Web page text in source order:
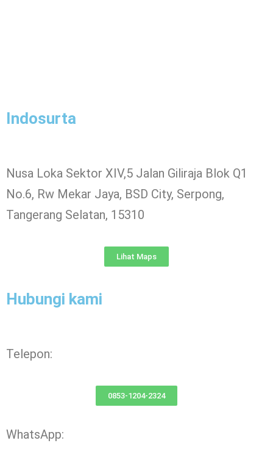
Indosurta
Nusa Loka Sektor XIV,5 Jalan Giliraja Blok Q1
No.6, Rw Mekar Jaya, BSD City, Serpong,
Tangerang Selatan, 15310
Lihat Maps
Hubungi kami
Telepon:
0853-1204-2324
WhatsApp: